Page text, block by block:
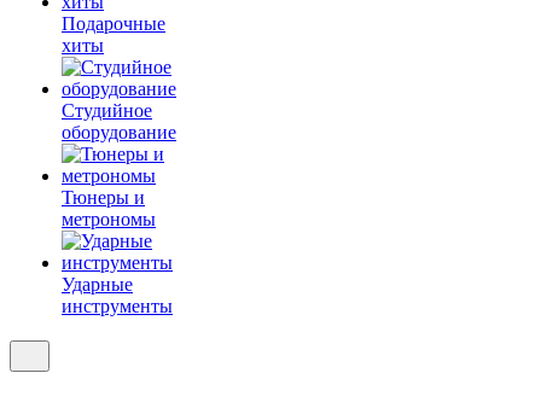
Подарочные
хиты
Студийное
оборудование
Тюнеры и
метрономы
Ударные
инструменты